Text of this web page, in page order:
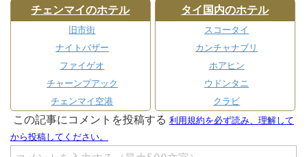
チェンマイのホテル
旧市街
ナイトバザー
ファイゲオ
チャーンプアック
チェンマイ空港
タイ国内のホテル
スコータイ
カンチャナブリ
ホアヒン
ウドンタニ
クラビ